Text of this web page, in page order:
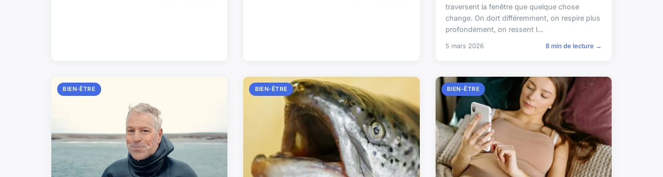
traversent la fenêtre que quelque chose
change. On dort différemment, on respire plus
profondément, on ressent l...
5 mars 2026 8 min de lecture →
BIEN-ÊTRE BIEN-ÊTRE BIEN-ÊTRE